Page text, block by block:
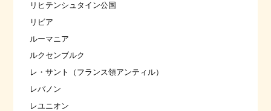
リヒテンシュタイン公国
リビア
ルーマニア
ルクセンブルク
レ・サント（フランス領アンティル）
レバノン
レユニオン